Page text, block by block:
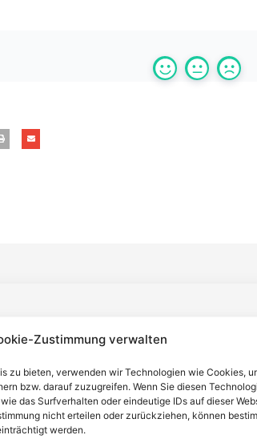
Zustimmung verwalten
zu bieten, verwenden wir Technologien wie Cookies,
bzw. darauf zuzugreifen. Wenn Sie diesen
das Surfverhalten oder eindeutige IDs auf dieser
nicht erteilen oder zurückziehen, können
werden.
finden, der auf Ihr
ist
Rechtsfragen zu beraten und Klienten vor
der Rechtsberatung zu erbringen und